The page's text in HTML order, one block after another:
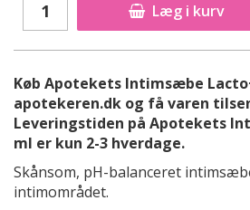
Læg i kurv
Køb Apotekets Intimsæbe
apotekeren.dk og få varen
Leveringstiden på Apotekets
ml er kun 2-3 hverdage.
Skånsom, pH-balanceret
intimområdet.